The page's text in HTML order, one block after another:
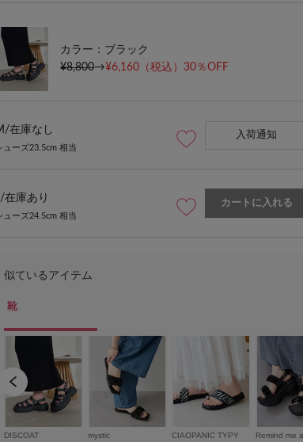
カラー：ブラック
¥8,800→¥6,160 （税込）30％OFF
在庫なし
ューズ23.5cm 相当
入荷通知
在庫あり
ューズ24.5cm 相当
カートに入れる